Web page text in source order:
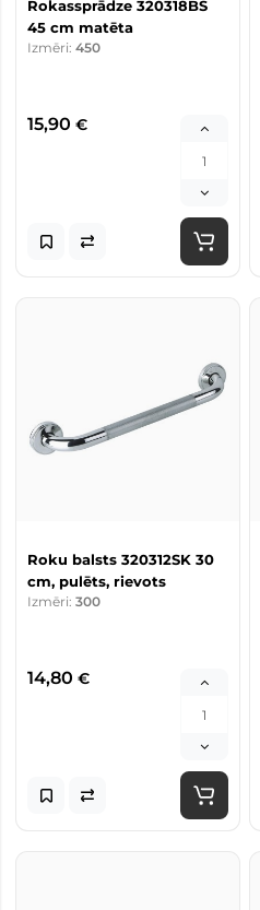
Rokassprādze 320318BS
45 cm matēta
Izmēri: 450
15,90 €
Roku balsts 320312SK 30
cm, pulēts, rievots
Izmēri: 300
14,80 €